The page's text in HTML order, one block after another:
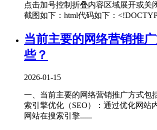
点击加号控制折叠内容区域展开或关
截图如下：html代码如下：
当前主要的网络营销推
些？
2026-01-15
一、当前主要的网络营销推广方式包
索引擎优化（SEO）‌：通过优化网站
网站在搜索引擎......